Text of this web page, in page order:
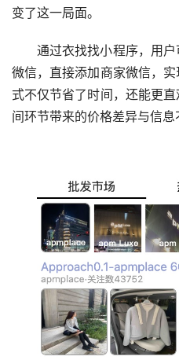
变了这一局面。
通过衣找找小程序，用
微信，直接添加商家微信，
式不仅节省了时间，还能更
间环节带来的价格差异与信息